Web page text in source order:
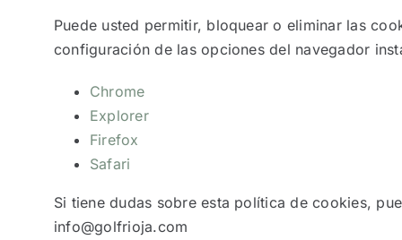
Puede usted permitir, bloquear o eliminar las
configuración de las opciones del navegador
Chrome
Explorer
Firefox
Safari
Si tiene dudas sobre esta política de cookies,
info@golfrioja.com